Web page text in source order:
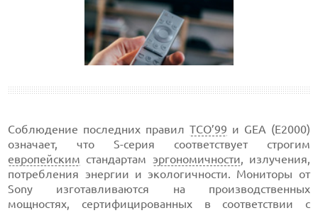
Соблюдение последних правил TCO’99 и GEA (E2000)
означает, что S-серия соответствует строгим
европейским стандартам эргономичности, излучения,
потребления энергии и экологичности. Мониторы от
Sony изготавливаются на производственных
мощностях, сертифицированных в соответствии с